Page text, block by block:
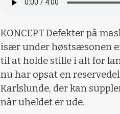
KONCEPT Defekter på
især under høstsæsonen
til at holde stille i alt for
nu har opsat en
Karlslunde, der kan
når uheldet er ude.